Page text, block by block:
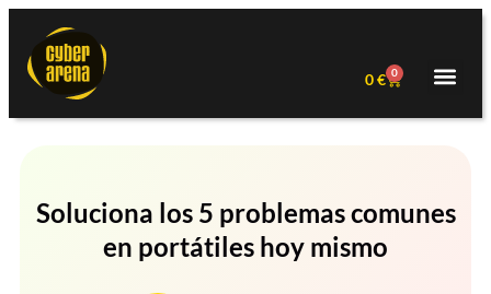
0€ 0
Soluciona los 5 problemas comunes
en portátiles hoy mismo